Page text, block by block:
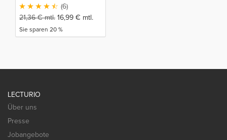
(6)
21,36€mtl. 16,99 € mtl.
Sie sparen 20 %
LECTURIO
Über uns
Presse
Jobangebote